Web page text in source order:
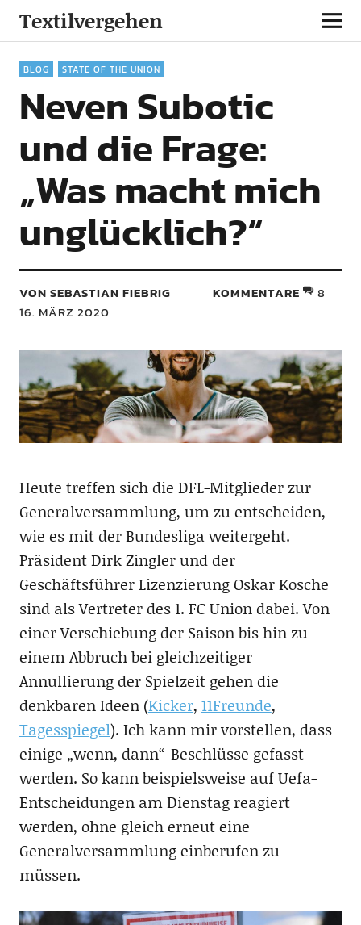
Textilvergehen
BLOG STATE OF THE UNION
Neven Subotic
und die Frage:
„Was macht mich
unglücklich?“
VON SEBASTIAN FIEBRIG
16. MÄRZ 2020
KOMMENTARE 8
Heute treffen sich die DFL-Mitglieder zur
Generalversammlung, um zu entscheiden,
wie es mit der Bundesliga weitergeht.
Präsident Dirk Zingler und der
Geschäftsführer Lizenzierung Oskar Kosche
sind als Vertreter des 1. FC Union dabei. Von
einer Verschiebung der Saison bis hin zu
einem Abbruch bei gleichzeitiger
Annullierung der Spielzeit gehen die
denkbaren Ideen (Kicker, 11Freunde,
Tagesspiegel). Ich kann mir vorstellen, dass
einige „wenn, dann“-Beschlüsse gefasst
werden. So kann beispielsweise auf Uefa-
Entscheidungen am Dienstag reagiert
werden, ohne gleich erneut eine
Generalversammlung einberufen zu
müssen.